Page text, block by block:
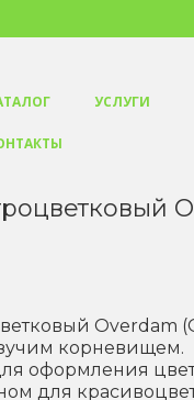
УСЛУГИ
Overdam
корневищем.
оформления
для